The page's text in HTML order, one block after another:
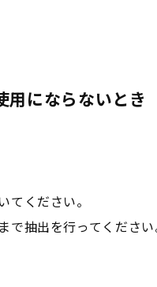
用にならないとき
ください。
抽出を行ってください